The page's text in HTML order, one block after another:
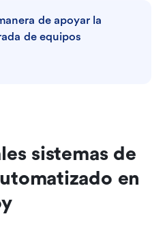
de apoyar la
de equipos
sistemas de
en